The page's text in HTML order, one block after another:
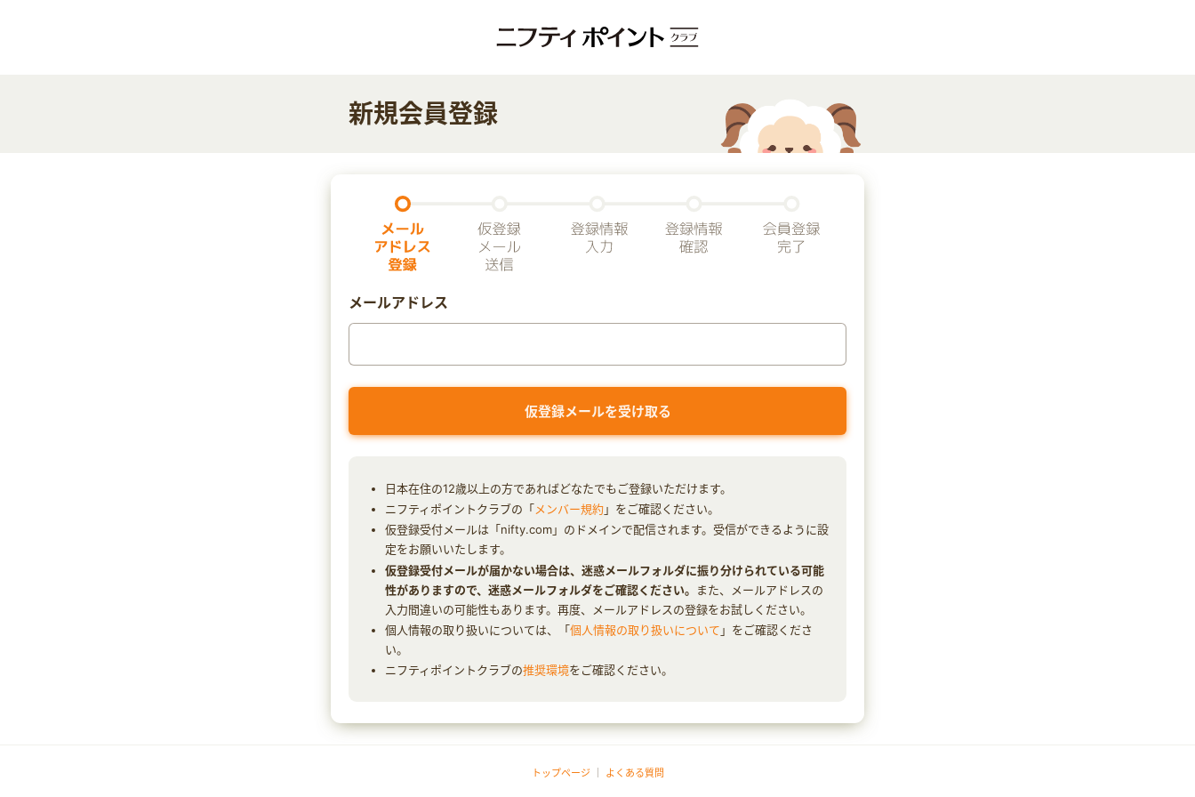
新規会員登録
メールアドレス
日本在住の12歳以上の方であればどなたでもご登録いただけます。
ニフティポイントクラブの「メンバー規約」をご確認ください。
仮登録受付メールは「nifty.com」のドメインで配信されます。受信ができるように設
定をお願いいたします。
仮登録受付メールが届かない場合は、迷惑メールフォルダに振り分けられている可能
性がありますので、迷惑メールフォルダをご確認ください。
また、メールアドレスの
入力間違いの可能性もあります。再度、メールアドレスの登録をお試しください。
個人情報の取り扱いについては、「個人情報の取り扱いについて 」をご確認くださ
い。
ニフティポイントクラブの推奨環境をご確認ください。
トップページ｜ よくある質問